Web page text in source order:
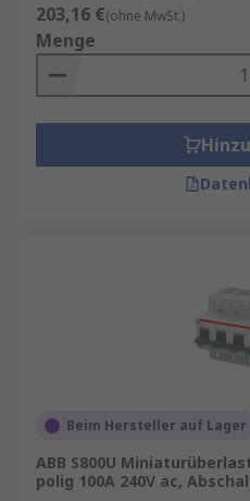
203,16 €(ohne MwSt.)
Menge
Beim Hersteller auf Lager
ABB S800U
polig 100A 240V ac,